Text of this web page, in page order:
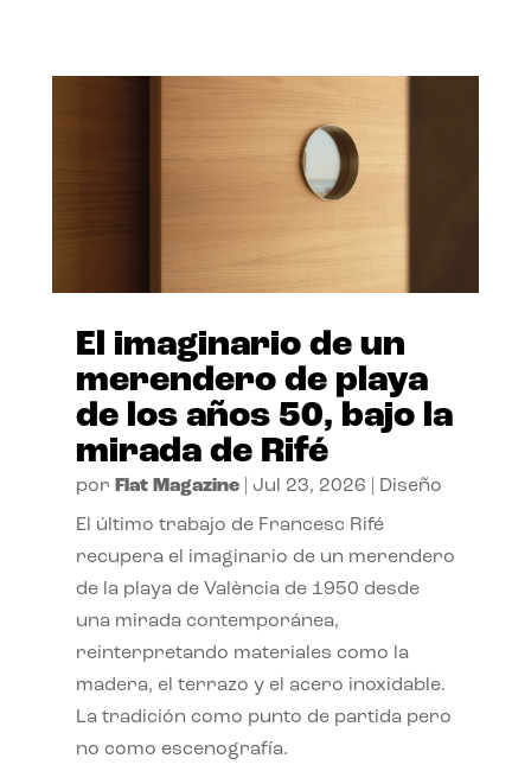
El imaginario de un
merendero de playa
de los años 50, bajo la
mirada de Rifé
por Flat Magazine| Jul 23, 2026 Diseño
El último trabajo de Francesc Rifé
recupera el imaginario de un merendero
de la playa de València de 1950 desde
una mirada contemporánea,
reinterpretando materiales como la
madera, el terrazo y el acero inoxidable.
La tradición como punto de partida pero
no como escenografía.